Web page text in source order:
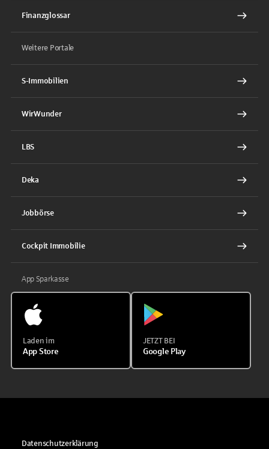
Finanzglossar
Weitere Portale
S-Immobilien
WirWunder
LBS
Deka
Jobbörse
Cockpit Immobilie
App Sparkasse
Laden im
App Store
JETZT BEI
Google Play
Datenschutzerklärung